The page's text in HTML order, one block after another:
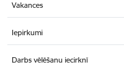
Vakances
Iepirkumi
Darbs vēlēšanu iecirknī